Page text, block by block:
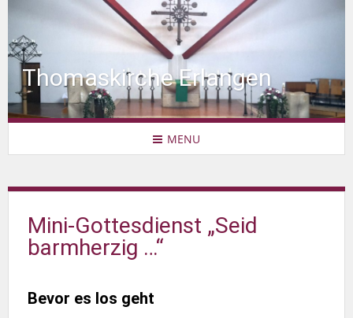
Thomaskirche Erlangen
MENU
Mini-Gottesdienst „Seid
barmherzig …“
Bevor es los geht